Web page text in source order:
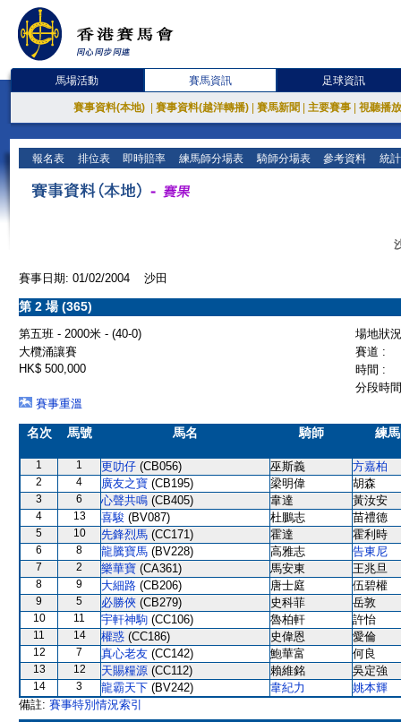
馬場活動 賽馬資訊 足球資訊
賽事資料(本地) 賽事資料(越洋轉播) 賽馬新聞 主要賽事 視聽播
報名表 排位表 即時賠率 練馬師分場表 騎師分場表 參考資料 統
賽事日期: 01/02/2004 沙田
第 2 場 (365)
第五班 - 2000米 - (40-0)
場地狀
大欖涌讓賽
賽道 :
HK$ 500,000
時間 :
分段時
賽事重溫
名次 馬號 馬名 騎師 練
1 1 更叻仔 (CB056) 巫斯義 方嘉柏
2 4 廣友之寶 (CB195) 梁明偉 胡森
3 6 心聲共鳴 (CB405) 韋達 黃汝安
4 13 喜駿 (BV087) 杜鵬志 苗禮德
5 10 先鋒烈馬 (CC171) 霍達 霍利時
6 8 龍騰寶馬 (BV228) 高雅志 告東尼
7 2 樂華寶 (CA361) 馬安東 王兆旦
8 9 大細路 (CB206) 唐士庭 伍碧權
9 5 必勝俠 (CB279) 史科菲 岳敦
10 11 宇軒神駒 (CC106) 魯柏軒 許怡
11 14 權惑 (CC186) 史偉恩 愛倫
12 7 真心老友 (CC142) 鮑華富 何良
13 12 天賜糧源 (CC112) 賴維銘 吳定強
14 3 龍霸天下 (BV242) 韋紀力
姚本輝
備註: 賽事特別情況索引